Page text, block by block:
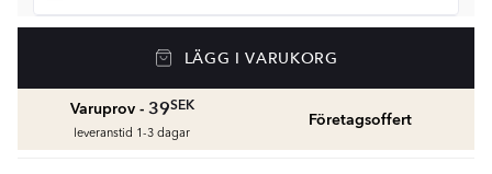
Golvvärmepaket med termostat
Våtrumssilikon
LÄGG I VARUKORG
Varuprov - 39SEK
leveranstid 1-3 dagar
Företagsoffert